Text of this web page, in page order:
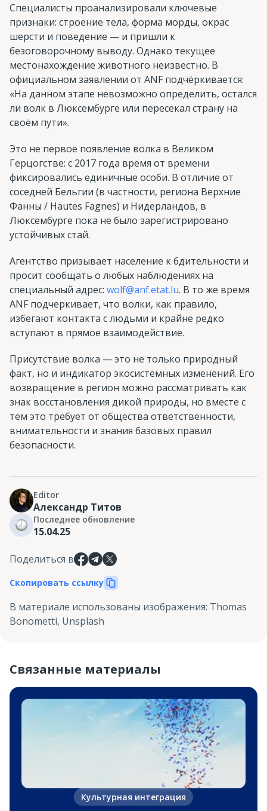
Специалисты проанализировали ключевые
признаки: строение тела, форма морды, окрас
шерсти и поведение — и пришли к
безоговорочному выводу. Однако текущее
местонахождение животного неизвестно. В
официальном заявлении от ANF подчёркивается:
«На данном этапе невозможно определить, остался
ли волк в Люксембурге или пересекал страну на
своём пути».
Это не первое появление волка в Великом
Герцогстве: с 2017 года время от времени
фиксировались единичные особи. В отличие от
соседней Бельгии (в частности, региона Верхние
Фанны / Hautes Fagnes) и Нидерландов, в
Люксембурге пока не было зарегистрировано
устойчивых стай.
Агентство призывает население к бдительности и
просит сообщать о любых наблюдениях на
специальный адрес: wolf@anf.etat.lu. В то же время
ANF подчеркивает, что волки, как правило,
избегают контакта с людьми и крайне редко
вступают в прямое взаимодействие.
Присутствие волка — это не только природный
факт, но и индикатор экосистемных изменений. Его
возвращение в регион можно рассматривать как
знак восстановления дикой природы, но вместе с
тем это требует от общества ответственности,
внимательности и знания базовых правил
безопасности.
Editor
Александр Титов
Последнее обновление
15.04.25
Поделиться в
Скопировать ссылку
В материале использованы изображения: Thomas
Bonometti, Unsplash
Связанные материалы
Культурная интеграция